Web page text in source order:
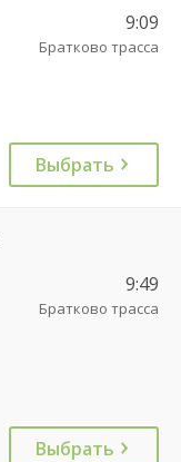
9:09
Братково трасса
Выбрать
9:49
Братково трасса
Выбрать